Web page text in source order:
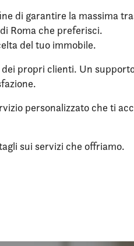
di garantire la massima
Roma che preferisci.
del tuo immobile.
propri clienti. Un
personalizzato che ti
sui servizi che offriamo.